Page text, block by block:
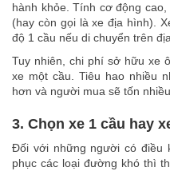
hành khỏe. Tính cơ động
(hay còn gọi là xe địa hình).
độ 1 cầu nếu di chuyển trên
Tuy nhiên, chi phí sở hữu xe
xe một cầu. Tiêu hao nhiều
hơn và người mua sẽ tốn
3. Chọn xe 1 cầu hay
Đối với những người có điều
phục các loại đường khó thì